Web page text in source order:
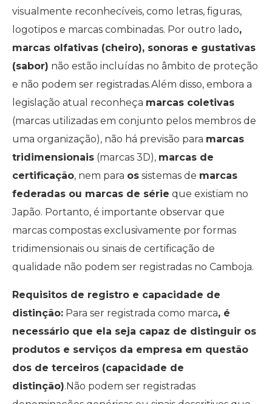
visualmente reconhecíveis, como letras, figuras,
logotipos e marcas combinadas. Por outro lado,
marcas olfativas (cheiro), sonoras e gustativas
(sabor) não estão incluídas no âmbito de proteção
e não podem ser registradas.Além disso, embora a
legislação atual reconheça marcas coletivas
(marcas utilizadas em conjunto pelos membros de
uma organização), não há previsão para marcas
tridimensionais (marcas 3D), marcas de
certificação, nem para os sistemas de marcas
federadas ou marcas de série que existiam no
Japão. Portanto, é importante observar que
marcas compostas exclusivamente por formas
tridimensionais ou sinais de certificação de
qualidade não podem ser registradas no Camboja.
Requisitos de registro e capacidade de
distinção: Para ser registrada como marca, é
necessário que ela seja capaz de distinguir os
produtos e serviços da empresa em questão
dos de terceiros (capacidade de
distinção).Não podem ser registradas